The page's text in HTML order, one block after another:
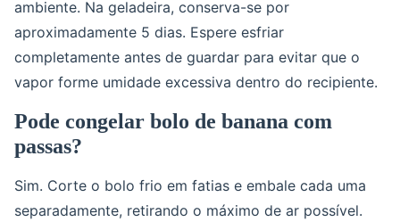
ambiente. Na geladeira, conserva-se por
aproximadamente 5 dias. Espere esfriar
completamente antes de guardar para evitar que o
vapor forme umidade excessiva dentro do recipiente.
Pode congelar bolo de banana com
passas?
Sim. Corte o bolo frio em fatias e embale cada uma
separadamente, retirando o máximo de ar possível.